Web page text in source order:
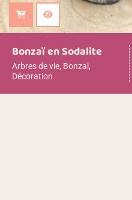
Ajouter au panier
Bonzaï en Sodalite
Arbres de vie, Bonzaï,
Décoration